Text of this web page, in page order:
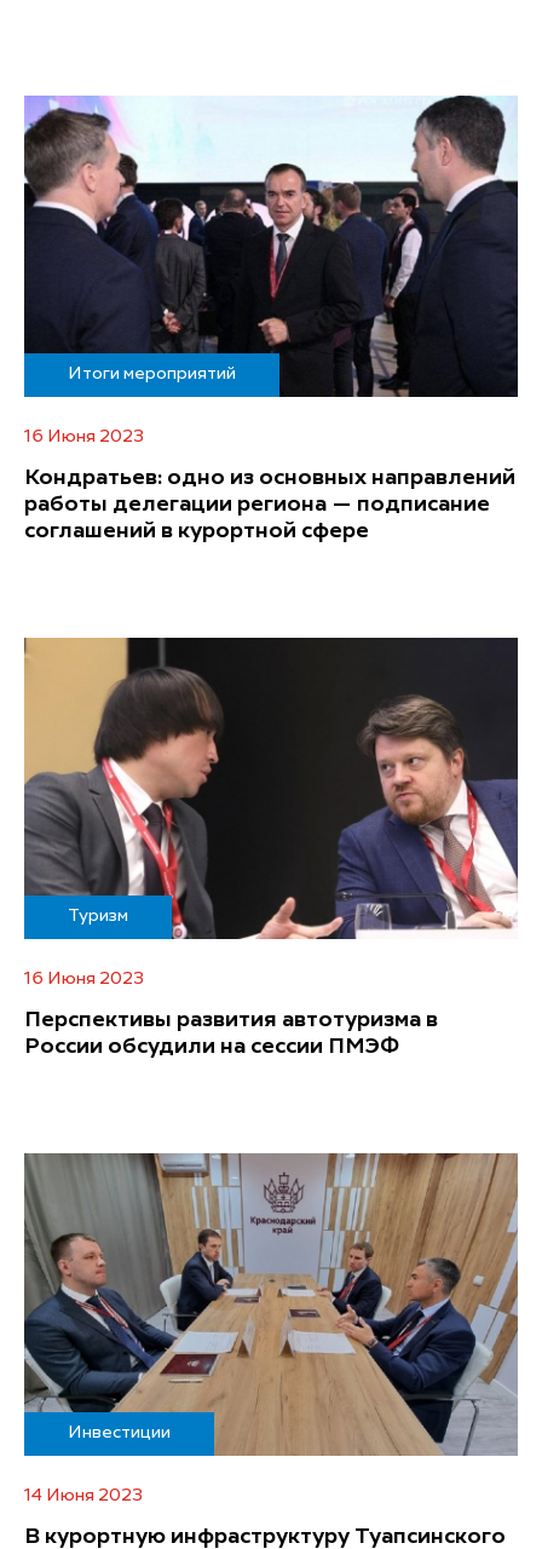
Итоги мероприятий
16 Июня 2023
Кондратьев: одно из основных направлений
работы делегации региона — подписание
соглашений в курортной сфере
Туризм
16 Июня 2023
Перспективы развития автотуризма в
России обсудили на сессии ПМЭФ
Инвестиции
14 Июня 2023
В курортную инфраструктуру Туапсинского